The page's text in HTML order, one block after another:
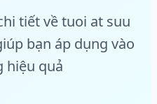
tiết về tuoi at suu
bạn áp dụng vào
hiệu quả